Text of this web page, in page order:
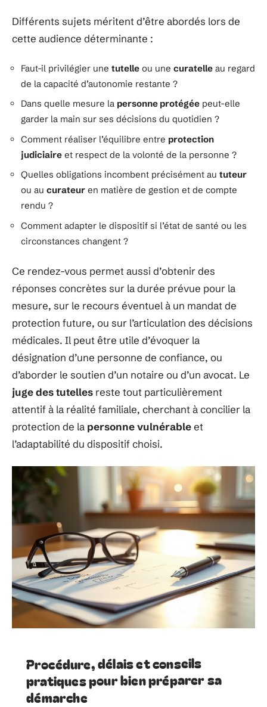
Différents sujets méritent d’être abordés lors de
cette audience déterminante :
Faut-il privilégier une tutelle ou une curatelle au regard
de la capacité d’autonomie restante ?
Dans quelle mesure la personne protégée peut-elle
garder la main sur ses décisions du quotidien ?
Comment réaliser l’équilibre entre protection
judiciaire et respect de la volonté de la personne ?
Quelles obligations incombent précisément au tuteur
ou au curateur en matière de gestion et de compte
rendu ?
Comment adapter le dispositif si l’état de santé ou les
circonstances changent ?
Ce rendez-vous permet aussi d’obtenir des
réponses concrètes sur la durée prévue pour la
mesure, sur le recours éventuel à un mandat de
protection future, ou sur l’articulation des décisions
médicales. Il peut être utile d’évoquer la
désignation d’une personne de confiance, ou
d’aborder le soutien d’un notaire ou d’un avocat. Le
juge des tutelles reste tout particulièrement
attentif à la réalité familiale, cherchant à concilier la
protection de la personne vulnérableet
l’adaptabilité du dispositif choisi.
Procédure, délais et conseils
pratiques pour bien préparer sa
démarche